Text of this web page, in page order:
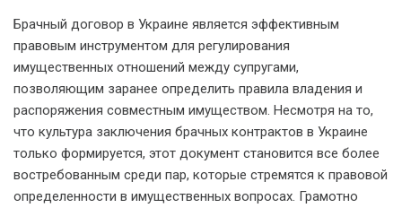
Брачный договор в Украине является эффективным
правовым инструментом для регулирования
имущественных отношений между супругами,
позволяющим заранее определить правила владения и
распоряжения совместным имуществом. Несмотря на то,
что культура заключения брачных контрактов в Украине
только формируется, этот документ становится все более
востребованным среди пар, которые стремятся к правовой
определенности в имущественных вопросах. Грамотно